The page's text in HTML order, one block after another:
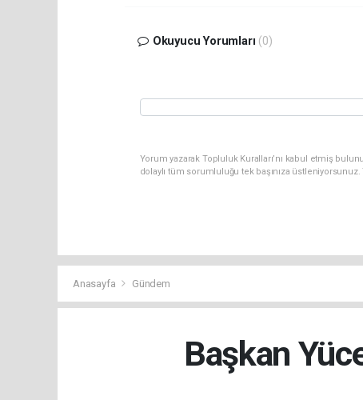
Okuyucu Yorumları (0)
Yorum yazarak Topluluk Kuralları’nı kabul etmiş
dolaylı tüm sorumluluğu tek başınıza
Anasayfa Gündem
Başkan